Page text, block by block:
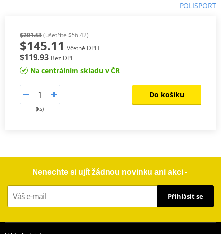
POLISPORT
$201.53(ušetříte $56.42)
$145.11 Včetně DPH
$119.93 Bez DPH
Na centrálním skladu v ČR
(ks)
Do košíku
Nenechte si ujít žádnou novinku ani akci -
Přihlásit se